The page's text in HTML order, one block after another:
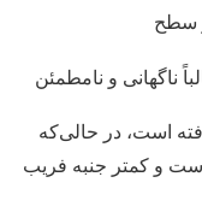
سطح
ناگهانی و نامطمئن
است، در حالی‌که
و کمتر جنبه فریب